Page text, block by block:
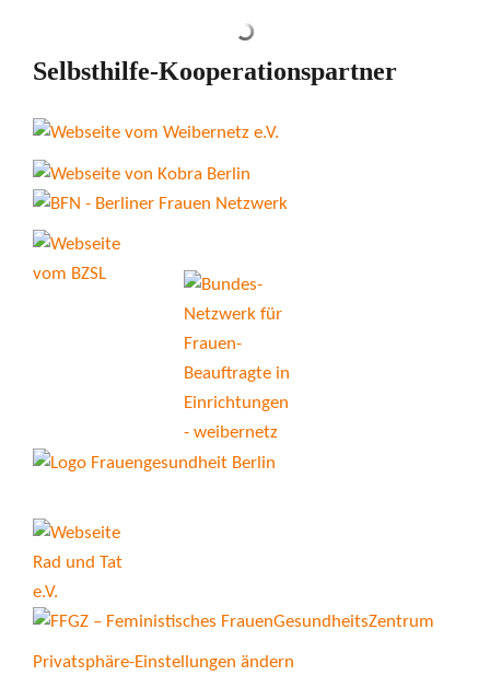
Selbsthilfe-Kooperationspartner
Privatsphäre-Einstellungen ändern